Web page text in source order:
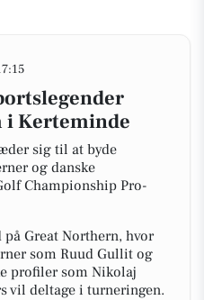
i Kerteminde
sig til at byde
og danske
Championship Pro-
Great Northern, hvor
som Ruud Gullit og
profiler som Nikolaj
vil deltage i turneringen.